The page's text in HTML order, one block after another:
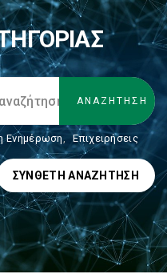
Ενημέρωση, Επιχειρήσεις
ΣΎΝΘΕΤΗ ΑΝΑΖΉΤΗΣΗ